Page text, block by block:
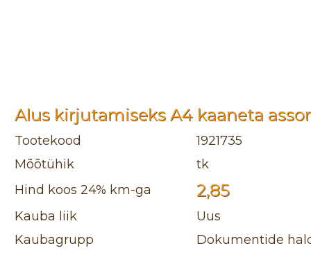
Alus kirjutamiseks A4 kaaneta
Tootekood
1921735
Mõõtühik
tk
Hind koos 24% km-ga
2,85
Kauba liik
Uus
Kaubagrupp
Dokumentide